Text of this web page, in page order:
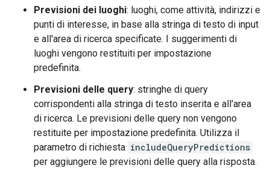
Previsioni dei luoghi: luoghi, come attività, indirizzi e
punti di interesse, in base alla stringa di testo di input
e all'area di ricerca specificate. I suggerimenti di
luoghi vengono restituiti per impostazione
predefinita.
Previsioni delle query: stringhe di query
corrispondenti alla stringa di testo inserita e all'area
di ricerca. Le previsioni delle query non vengono
restituite per impostazione predefinita. Utilizza il
parametro di richiesta includeQueryPredictions
per aggiungere le previsioni delle query alla risposta.